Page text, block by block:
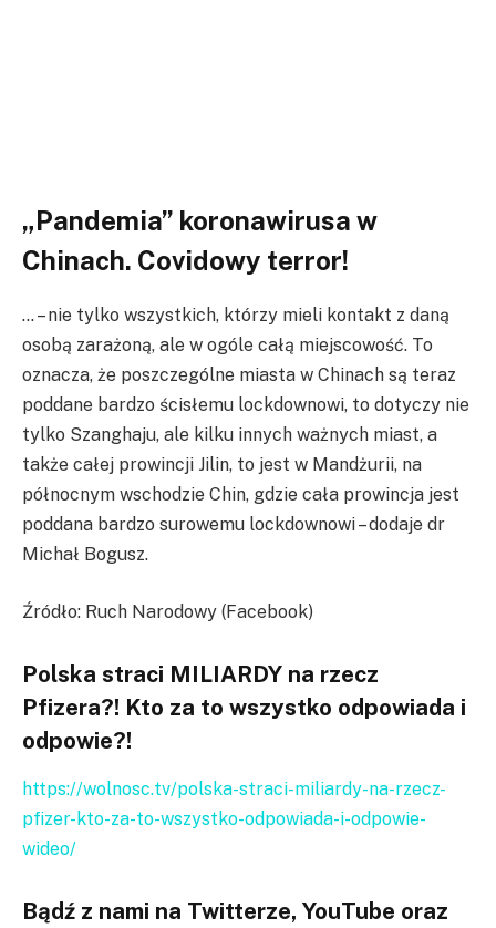
„Pandemia” koronawirusa w
Chinach. Covidowy terror!
… – nie tylko wszystkich, którzy mieli kontakt z daną
osobą zarażoną, ale w ogóle całą miejscowość. To
oznacza, że poszczególne miasta w Chinach są teraz
poddane bardzo ścisłemu lockdownowi, to dotyczy nie
tylko Szanghaju, ale kilku innych ważnych miast, a
także całej prowincji Jilin, to jest w Mandżurii, na
północnym wschodzie Chin, gdzie cała prowincja jest
poddana bardzo surowemu lockdownowi – dodaje dr
Michał Bogusz.
Źródło: Ruch Narodowy (Facebook)
Polska straci MILIARDY na rzecz
Pfizera?! Kto za to wszystko odpowiada i
odpowie?!
https://wolnosc.tv/polska-straci-miliardy-na-rzecz-
pfizer-kto-za-to-wszystko-odpowiada-i-odpowie-
wideo/
Bądź z nami na Twitterze, YouTube oraz